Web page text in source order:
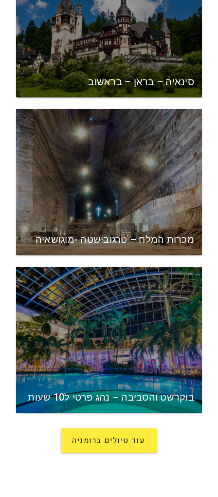
סינאיה – בראן – בראשוב
מכרות המלח – טרגובישטה -מוגושאיה
בוקרשט והסביבה – נהג פרטי ל10 שעות
עוד טיולים ברומניה